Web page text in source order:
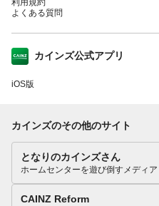
利用規約
よくある質問
カインズ公式アプリ
iOS版
カインズのその他のサイト
となりのカインズさん
ホームセンターを遊び倒すメディア
CAINZ Reform